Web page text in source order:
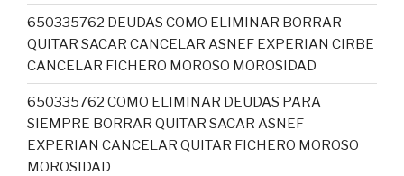
650335762 DEUDAS COMO ELIMINAR BORRAR
QUITAR SACAR CANCELAR ASNEF EXPERIAN CIRBE
CANCELAR FICHERO MOROSO MOROSIDAD
650335762 COMO ELIMINAR DEUDAS PARA
SIEMPRE BORRAR QUITAR SACAR ASNEF
EXPERIAN CANCELAR QUITAR FICHERO MOROSO
MOROSIDAD